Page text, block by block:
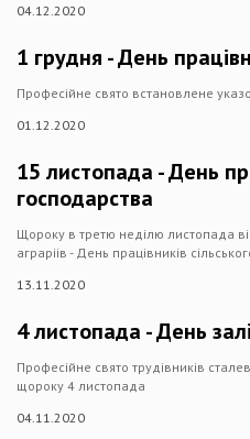
04.12.2020
1 грудня - День
Професійне свято встановлене
01.12.2020
15 листопада - День
господарства
Щороку в третю неділю листопада
аграріів - День працівників
13.11.2020
4 листопада - День
Професійне свято трудівників
щороку 4 листопада
04.11.2020